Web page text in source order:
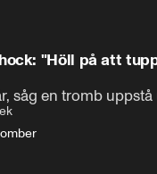
"Höll på att
såg en tromb